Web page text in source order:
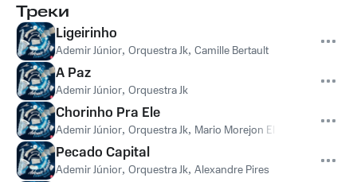
Треки
Ligeirinho
Ademir Júnior, Orquestra Jk, Camille Bertault
A Paz
Ademir Júnior, Orquestra Jk
Chorinho Pra Ele
Ademir Júnior, Orquestra Jk, Mario Morejon El Indio
Pecado Capital
Ademir Júnior, Orquestra Jk, Alexandre Pires